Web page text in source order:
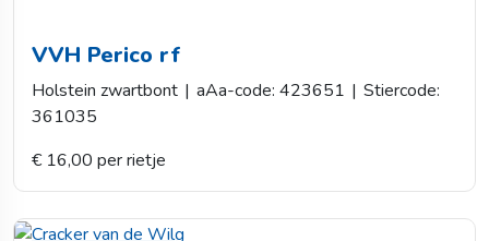
VVH Perico rf
Holstein zwartbont | aAa-code: 423651 | Stiercode:
361035
€ 16,00 per rietje